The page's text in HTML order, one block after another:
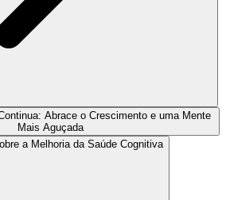
Abrace o Crescimento e uma Mente
Mais Aguçada
a Melhoria da Saúde Cognitiva